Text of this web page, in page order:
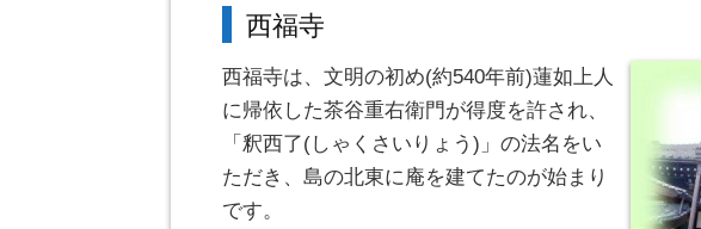
西福寺
西福寺は、文明の初め(約540年前)蓮如上人
に帰依した茶谷重右衛門が得度を許され、
「釈西了(しゃくさいりょう)」の法名をい
ただき、島の北東に庵を建てたのが始まり
です。